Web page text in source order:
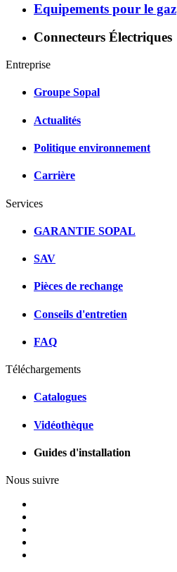
Equipements pour le gaz
Connecteurs Électriques
Entreprise
Groupe Sopal
Actualités
Politique environnement
Carrière
Services
GARANTIE SOPAL
SAV
Pièces de rechange
Conseils d'entretien
FAQ
Téléchargements
Catalogues
Vidéothèque
Guides d'installation
Nous suivre